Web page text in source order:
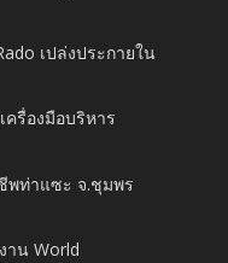
เปล่งประกายใน
รื่องมือบริหาร
พท่าแซะ จ.ชุมพร
าน World